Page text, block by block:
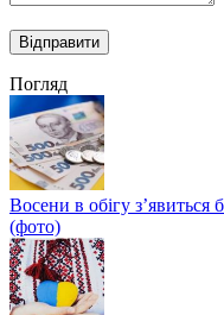
Погляд
Восени в обігу
(фото)